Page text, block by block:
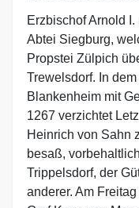
Erzbischof Arnold
Abtei Siegburg,
Propstei Zülpich
Trewelsdorf. In
Blankenheim mit
1267 verzichtet
Heinrich von Sahn
besaß,
Trippelsdorf, der
anderer. Am